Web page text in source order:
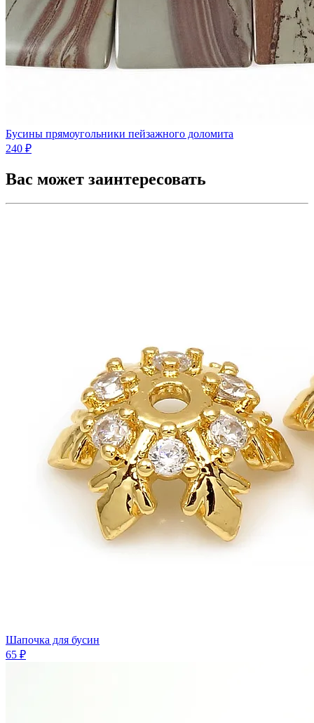
Бусины прямоугольники пейзажного доломита
240 ₽
Вас может заинтересовать
Шапочка для бусин
65 ₽